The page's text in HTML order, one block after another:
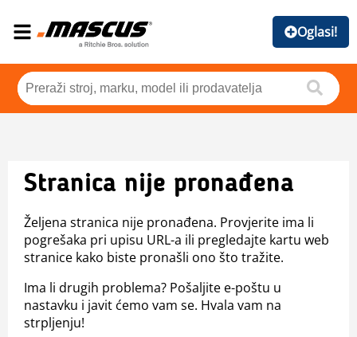
Oglasi!
Stranica nije pronađena
Željena stranica nije pronađena. Provjerite ima li
pogrešaka pri upisu URL-a ili pregledajte kartu web
stranice kako biste pronašli ono što tražite.
Ima li drugih problema? Pošaljite e-poštu u
nastavku i javit ćemo vam se. Hvala vam na
strpljenju!